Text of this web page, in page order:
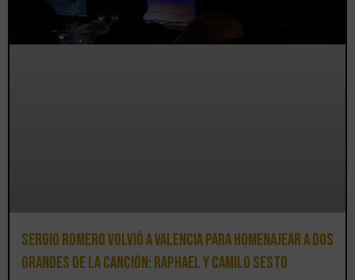
Sergio Romero volvió a Valencia para homenajear a dos
grandes de la canción: Raphael y Camilo Sesto